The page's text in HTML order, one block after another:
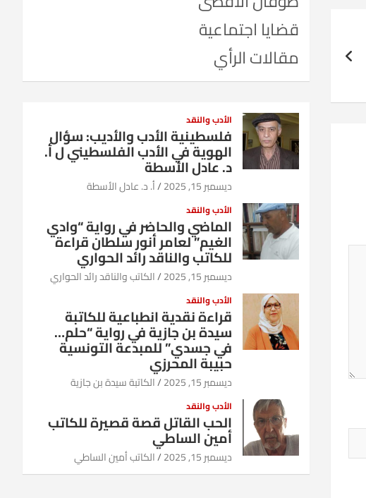
قضايا اجتماعية
مقالات الرأي
الأدب والنقد
فلسطينية الأدب والأديب: سؤال
الهوية في الأدب الفلسطيني ل أ.
د. عادل الأسطة
ديسمبر 15, 2025 أ. د. عادل الأسطة
الأدب والنقد
الماضي والحاضر في رواية “وادي
الغيم” لعامر أنور سلطان قراءة
للكاتب والناقد رائد الحواري
ديسمبر 15, 2025 الكاتب والناقد رائد الحواري
الأدب والنقد
قراءة نقدية انطباعية للكاتبة
سيدة بن جازية في رواية “حلم…
في جسدي” للمبدعة التونسية
حبيبة المحرزي
ديسمبر 15, 2025 الكاتبة سيدة بن جازية
الأدب والنقد
الحب القاتل قصة قصيرة للكاتب
أمين الساطي
ديسمبر 15, 2025 الكاتب أمين الساطي